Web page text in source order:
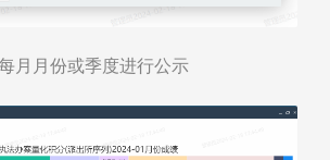
月月份或季度进行公示